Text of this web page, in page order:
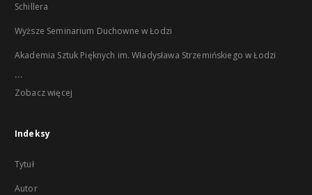
Schillera
Wyższe Seminarium Duchowne w Łodzi
Akademia Sztuk Pięknych im. Władysława Strzemińskiego w Łodzi
...
Zobacz więcej
Indeksy
Tytuł
Autor